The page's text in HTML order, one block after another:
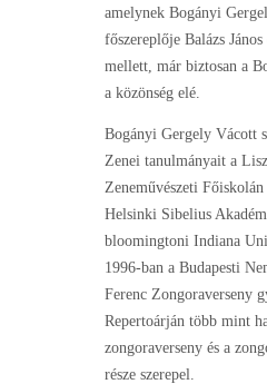
amelynek Bogányi
főszereplője Balázs
mellett, már biztosan a
a közönség elé.
Bogányi Gergely Vácott
Zenei tanulmányait a
Zeneművészeti
Helsinki Sibelius
bloomingtoni Indiana
1996-ban a Budapesti
Ferenc Zongoraverseny
Repertoárján több mint
zongoraverseny és a
része szerepel.